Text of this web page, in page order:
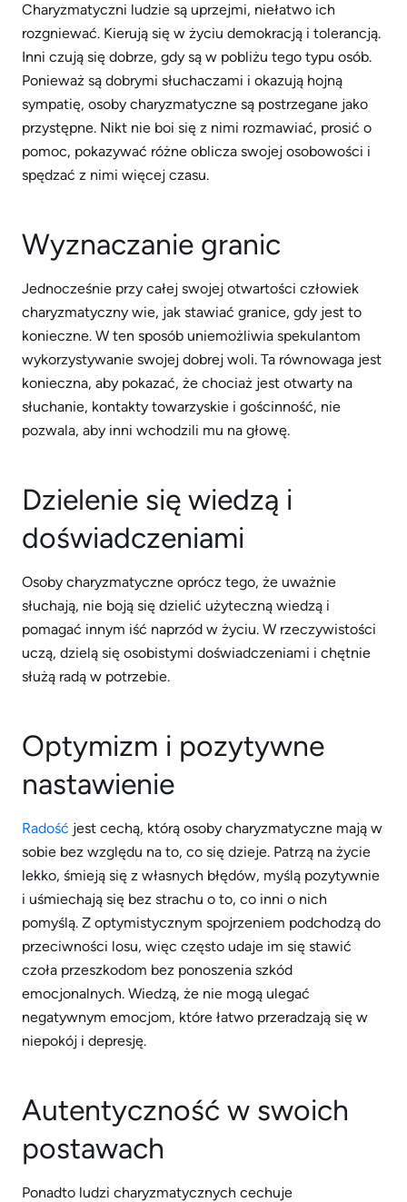
Charyzmatyczni ludzie są uprzejmi, niełatwo ich
rozgniewać. Kierują się w życiu demokracją i tolerancją.
Inni czują się dobrze, gdy są w pobliżu tego typu osób.
Ponieważ są dobrymi słuchaczami i okazują hojną
sympatię, osoby charyzmatyczne są postrzegane jako
przystępne. Nikt nie boi się z nimi rozmawiać, prosić o
pomoc, pokazywać różne oblicza swojej osobowości i
spędzać z nimi więcej czasu.
Wyznaczanie granic
Jednocześnie przy całej swojej otwartości człowiek
charyzmatyczny wie, jak stawiać granice, gdy jest to
konieczne. W ten sposób uniemożliwia spekulantom
wykorzystywanie swojej dobrej woli. Ta równowaga jest
konieczna, aby pokazać, że chociaż jest otwarty na
słuchanie, kontakty towarzyskie i gościnność, nie
pozwala, aby inni wchodzili mu na głowę.
Dzielenie się wiedzą i
doświadczeniami
Osoby charyzmatyczne oprócz tego, że uważnie
słuchają, nie boją się dzielić użyteczną wiedzą i
pomagać innym iść naprzód w życiu. W rzeczywistości
uczą, dzielą się osobistymi doświadczeniami i chętnie
służą radą w potrzebie.
Optymizm i pozytywne
nastawienie
Radość jest cechą, którą osoby charyzmatyczne mają w
sobie bez względu na to, co się dzieje. Patrzą na życie
lekko, śmieją się z własnych błędów, myślą pozytywnie
i uśmiechają się bez strachu o to, co inni o nich
pomyślą. Z optymistycznym spojrzeniem podchodzą do
przeciwności losu, więc często udaje im się stawić
czoła przeszkodom bez ponoszenia szkód
emocjonalnych. Wiedzą, że nie mogą ulegać
negatywnym emocjom, które łatwo przeradzają się w
niepokój i depresję.
Autentyczność w swoich
postawach
Ponadto ludzi charyzmatycznych cechuje